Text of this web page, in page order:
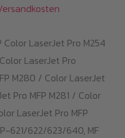
LaserJet Pro M254
LaserJet Pro
M280 / Color LaserJet
Pro MFP M281 / Color
LaserJet Pro MFP
621/622/623/640, MF